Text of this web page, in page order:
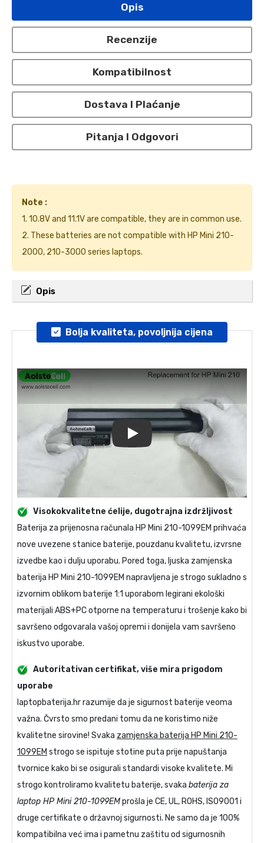
Opis
Recenzije
Kompatibilnost
Dostava I Plaćanje
Pitanja I Odgovori
Note :
1. 10.8V and 11.1V are compatible, they are in common use.
2. These batteries are not compatible with HP Mini 210-
2000, 210-3000 series laptops.
Opis
Bolja kvaliteta, povoljnija cijena
Visokokvalitetne ćelije, dugotrajna izdržljivost
Baterija za prijenosna računala HP Mini 210-1099EM prihvaća
nove uvezene stanice baterije, pouzdanu kvalitetu, izvrsne
izvedbe kao i dulju uporabu. Pored toga, ljuska zamjenska
baterija HP Mini 210-1099EM napravljena je strogo sukladno s
izvornim oblikom baterije 1:1 uporabom legirani ekološki
materijali ABS+PC otporne na temperaturu i trošenje kako bi
savršeno odgovarala vašoj opremi i donijela vam savršeno
iskustvo uporabe.
Autoritativan certifikat, više mira prigodom
uporabe
laptopbaterija.hr razumije da je sigurnost baterije veoma
važna. Čvrsto smo predani tomu da ne koristimo niže
kvalitetne sirovine! Svaka zamjenska baterija HP Mini 210-
1099EM strogo se ispituje stotine puta prije napuštanja
tvornice kako bi se osigurali standardi visoke kvalitete. Mi
strogo kontroliramo kvalitetu baterije, svaka baterija za
laptop HP Mini 210-1099EMprošla je CE, UL, ROHS, ISO9001 i
druge certifikate o državnoj sigurnosti. Ne samo da je 100%
kompatibilna već ima i pametnu zaštitu od sigurnosnih